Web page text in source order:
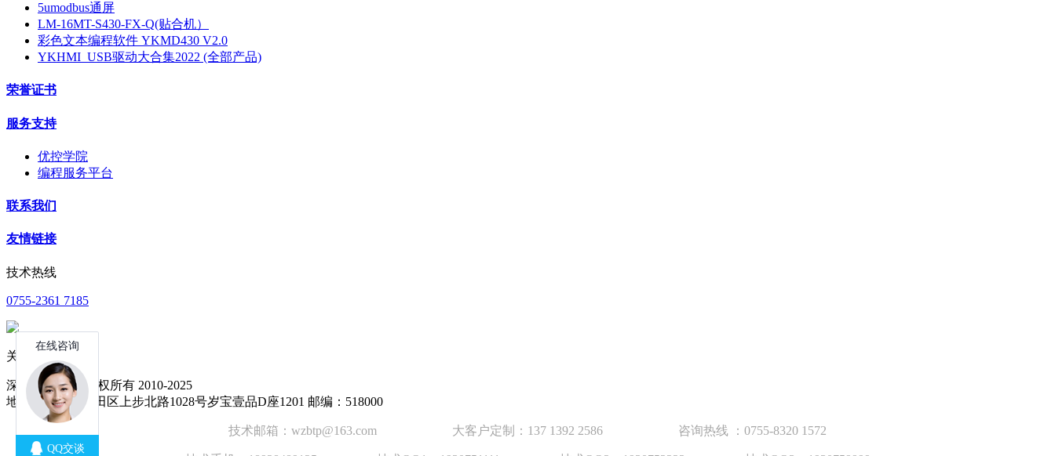
5umodbus通屏
LM-16MT-S430-FX-Q(贴合机）
彩色文本编程软件 YKMD430 V2.0
YKHMI_USB驱动大合集2022 (全部产品)
荣誉证书
服务支持
优控学院
编程服务平台
联系我们
友情链接
技术热线
0755-2361 7185
关注公众号
深圳中达优控 版权所有 2010-2025
地址：深圳市福田区上步北路1028号岁宝壹品D座1201 邮编：518000
技术邮箱：wzbtp@163.com 大客户定制：137 1392 2586 咨询热线 ：0755-8320 1572